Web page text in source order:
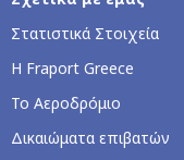
Στατιστικά Στοιχεία
Η Fraport Greece
Το Αεροδρόμιο
Δικαιώματα επιβατών